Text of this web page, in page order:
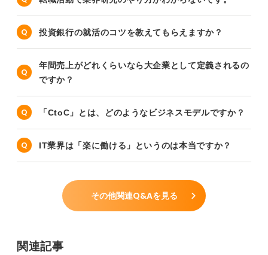
投資銀行の就活のコツを教えてもらえますか？
年間売上がどれくらいなら大企業として定義されるの
ですか？
「CtoC」とは、どのようなビジネスモデルですか？
IT業界は「楽に働ける」というのは本当ですか？
その他関連Q&Aを見る
関連記事